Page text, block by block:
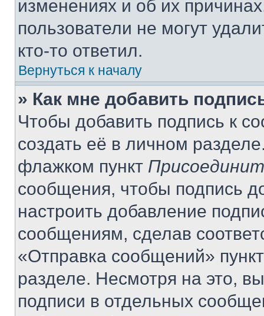
изменениях и об их
пользователи не могут
кто-то ответил.
Вернуться к началу
» Как мне добавить
Чтобы добавить подпись к
создать её в личном
флажком пункт
сообщения, чтобы подпись
настроить добавление
сообщениям, сделав
«Отправка сообщений»
разделе. Несмотря на это,
подписи в отдельных